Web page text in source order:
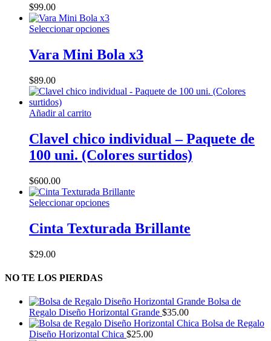
$99.00
Seleccionar opcionesEste
tiene
múltiples
opciones
en
la
página
Vara Mini Bola x3
$89.00
Añadir al carrito
Clavel chico individual – Paquete de
100 uni. (Colores surtidos)
$600.00
Seleccionar opcionesEste
tiene
múltiples
elegir
en
la
página
Cinta Texturada Brillante
$29.00
NO TE LOS PIERDAS
Bolsa de
Regalo Diseño Horizontal Grande $35.00
Bolsa de Regalo
Diseño Horizontal Chica $25.00